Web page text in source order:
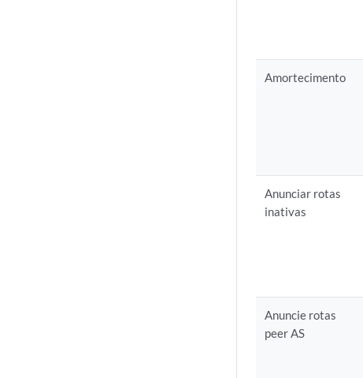
Amortecimento
Anunciar rotas
inativas
Anuncie rotas
peer AS